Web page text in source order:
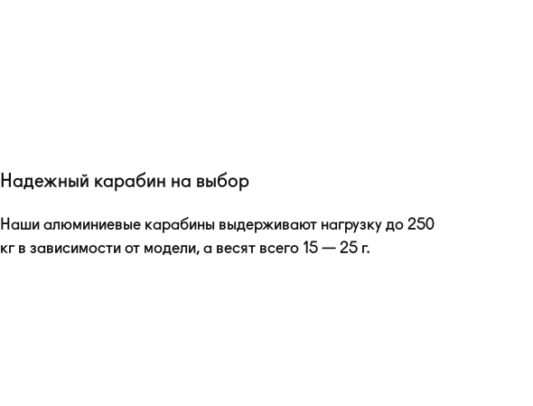
Надежный карабин на выбор
Наши алюминиевые карабины выдерживают нагрузку до 250
кг в зависимости от модели, а весят всего 15 — 25 г.